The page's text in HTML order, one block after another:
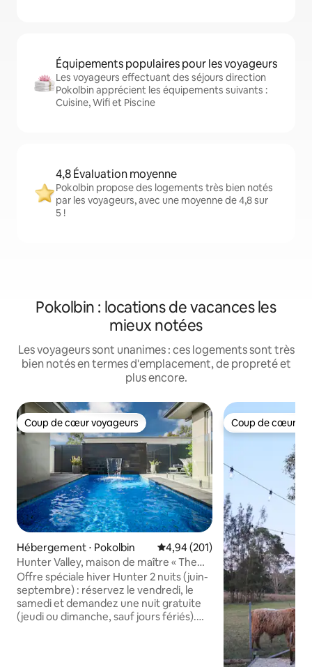
Équipements populaires pour les voyageurs
Les voyageurs effectuant des séjours direction
Pokolbin apprécient les équipements suivants :
Cuisine, Wifi et Piscine
4,8 Évaluation moyenne
Pokolbin propose des logements très bien notés
par les voyageurs, avec une moyenne de 4,8 sur
5 !
Pokolbin : locations de vacances les
mieux notées
Les voyageurs sont unanimes : ces logements sont très
bien notés en termes d'emplacement, de propreté et
plus encore.
Coup de cœur voyageurs
Coup de cœur voyageurs
Hébergement ⋅ Pokolbin Évaluation moyenne sur la
4,94 (201)
Hunter Valley, maison de maître « The
Fairways »
Offre spéciale hiver Hunter 2 nuits (juin-
septembre) : réservez le vendredi, le
samedi et demandez une nuit gratuite
(jeudi ou dimanche, sauf jours fériés).
Coup de cœur
Coup de cœur